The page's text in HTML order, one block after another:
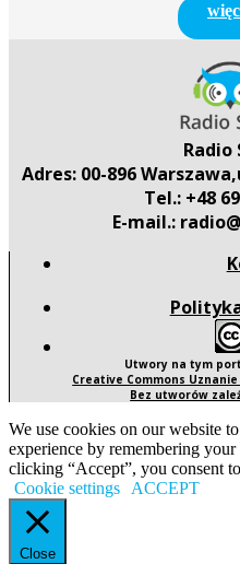
Radio
Adres: 00-896
Tel.: +48
E-mail.:
Utwory na tym
Creative Commons
Bez utworów
We use cookies on our website
experience by remembering
clicking “Accept”, you consent
Cookie settings ACCEPT
Close